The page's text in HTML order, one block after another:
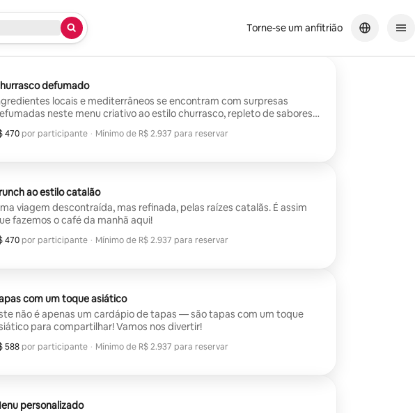
de serviço Torne-se um anfitrião
defumado
locais e mediterrâneos se encontram com surpresas
neste menu criativo ao estilo churrasco, repleto de sabores
e rústicos.
470 por participante
470 por participante · Mínimo de R$ 2.937 para reservar
ao estilo catalão
viagem descontraída, mas refinada, pelas raízes catalãs. É assim
fazemos o café da manhã aqui!
470 por participante
470 por participante · Mínimo de R$ 2.937 para reservar
com um toque asiático
não é apenas um cardápio de tapas — são tapas com um toque
para compartilhar! Vamos nos divertir!
588 por participante
588 por participante · Mínimo de R$ 2.937 para reservar
personalizado